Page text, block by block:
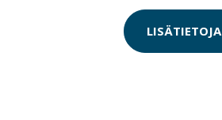
LISÄTIETOJA